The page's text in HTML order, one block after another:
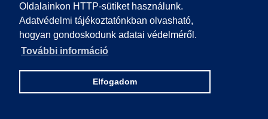
Oldalainkon HTTP-sütiket használunk.
Adatvédelmi tájékoztatónkban olvasható,
hogyan gondoskodunk adatai védelméről.
További információ
Elfogadom
KÖZÉRDEKŰ ADATOK
IMPRESSZUM